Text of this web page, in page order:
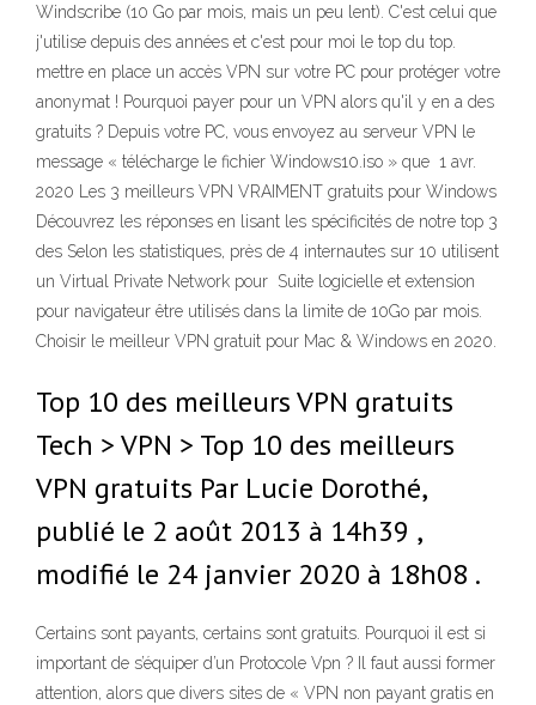
Windscribe (10 Go par mois, mais un peu lent). C'est celui que
j'utilise depuis des années et c'est pour moi le top du top.
mettre en place un accès VPN sur votre PC pour protéger votre
anonymat ! Pourquoi payer pour un VPN alors qu'il y en a des
gratuits ? Depuis votre PC, vous envoyez au serveur VPN le
message « télécharge le fichier Windows10.iso » que 1 avr.
2020 Les 3 meilleurs VPN VRAIMENT gratuits pour Windows
Découvrez les réponses en lisant les spécificités de notre top 3
des Selon les statistiques, près de 4 internautes sur 10 utilisent
un Virtual Private Network pour Suite logicielle et extension
pour navigateur être utilisés dans la limite de 10Go par mois.
Choisir le meilleur VPN gratuit pour Mac & Windows en 2020.
Top 10 des meilleurs VPN gratuits
Tech > VPN > Top 10 des meilleurs
VPN gratuits Par Lucie Dorothé,
publié le 2 août 2013 à 14h39 ,
modifié le 24 janvier 2020 à 18h08 .
Certains sont payants, certains sont gratuits. Pourquoi il est si
important de s’équiper d’un Protocole Vpn ? Il faut aussi former
attention, alors que divers sites de « VPN non payant gratis en